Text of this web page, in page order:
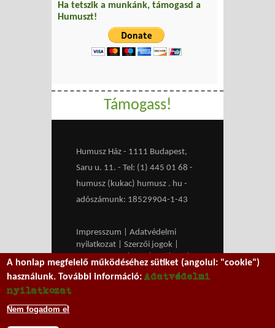
Ha tetszik a munkánk, támogasd a
Humuszt!
Támogass!
Humusz Ház - 1111 Budapest,
Saru u. 11. - Tel: (1) 445 01 68 -
humusz (kukac) humusz . hu -
adószámunk: 18529904-1-43
Impresszum
Adatvédelmi
nyilatkozat
Szerzői jogok
Médiaajánlat
RSS HU| EN
A honlap megfelelő működéséhez sütiket (angolul: "cookie")
használunk. További információ:Adatvédelmi
nyilatkozat
Nem fogadom el